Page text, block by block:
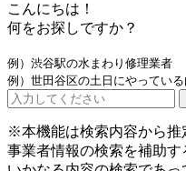
こんにちは！
何をお探しですか？
例）渋谷駅の水まわり修理業者
例）世田谷区の土日にやってい
※本機能は検索内容から推
事業者情報の検索を補助す